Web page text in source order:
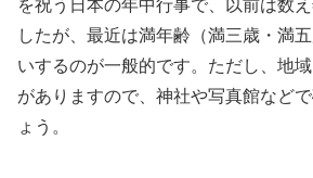
を祝う日本の年中行事で、以前は数
したが、最近は満年齢（満三歳・満
いするのが一般的です。ただし、地
がありますので、神社や写真館など
ょう。